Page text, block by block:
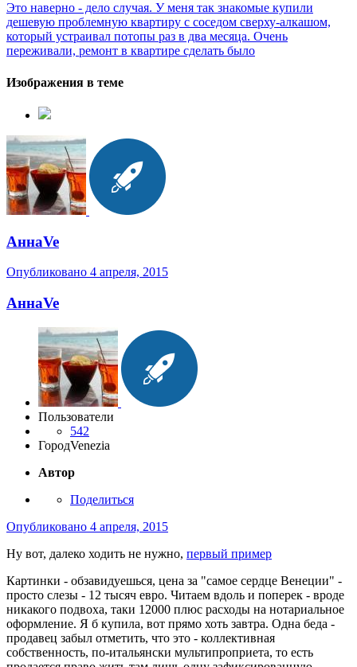
Это наверно - дело случая. У меня так знакомые купили
дешевую проблемную квартиру с соседом сверху-алкашом,
который устраивал потопы раз в два месяца. Очень
переживали, ремонт в квартире сделать было
Изображения в теме
АннаVe
Опубликовано 4 апреля, 2015
АннаVe
Пользователи
542
ГородVenezia
Автор
Поделиться
Опубликовано 4 апреля, 2015
Ну вот, далеко ходить не нужно, первый пример
Картинки - обзавидуешься, цена за "самое сердце Венеции" -
просто слезы - 12 тысяч евро. Читаем вдоль и поперек - вроде
никакого подвоха, таки 12000 плюс расходы на нотариальное
оформление. Я б купила, вот прямо хоть завтра. Одна беда -
продавец забыл отметить, что это - коллективная
собственность, по-итальянски мультипроприета, то есть